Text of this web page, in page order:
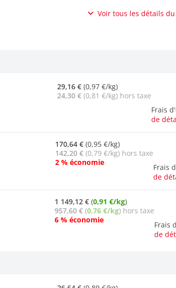
Voir tous les détails
29,16 € (0,97 €/kg)
24,30 € (0,81 €/kg) hors taxe
Frais
de
170,64 € (0,95 €/kg)
142,20 € (0,79 €/kg) hors taxe
2 % économie
Frais
de
1 149,12 €(0,91 €/kg)
957,60 €(0,76 €/kg) hors taxe
6 % économie
Frais
de